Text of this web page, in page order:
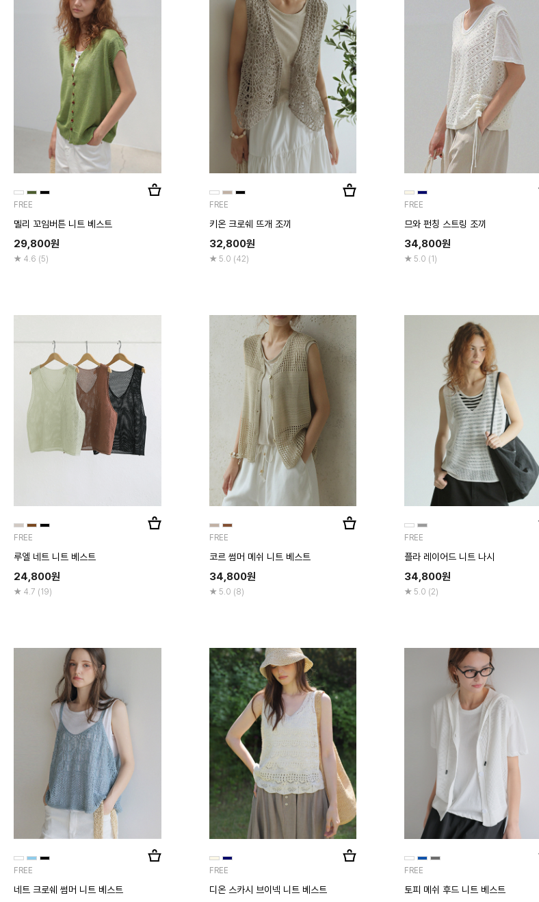
FREE
멜리 꼬임버튼 니트 베스트
29,800원
4.6 (5)
FREE
키온 크로쉐 뜨개 조끼
32,800원
5.0 (42)
FREE
므와 펀칭 스트링 조끼
34,800원
5.0 (1)
FREE
루엘 네트 니트 베스트
24,800원
4.7 (19)
FREE
코르 썸머 메쉬 니트 베스트
34,800원
5.0 (8)
FREE
플라 레이어드 니트 나시
34,800원
5.0 (2)
FREE
네트 크로쉐 썸머 니트 베스트
FREE
디온 스카시 브이넥 니트 베스트
FREE
토피 메쉬 후드 니트 베스트